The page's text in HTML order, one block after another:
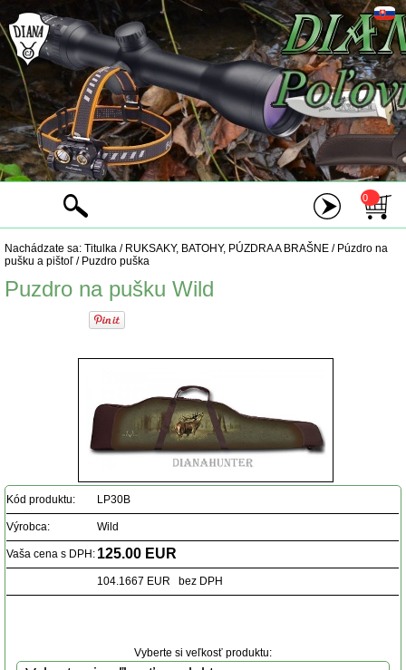
0
Nachádzate sa: Titulka / RUKSAKY, BATOHY, PÚZDRA A BRAŠNE / Púzdro na
pušku a pištoľ / Puzdro puška
Puzdro na pušku Wild
Kód produktu: LP30B
Výrobca: Wild
Vaša cena s DPH: 125.00 EUR
104.1667 EUR bez DPH
Vyberte si veľkosť produktu: